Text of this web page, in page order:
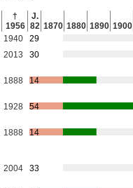
†
1956
J.
82 1870 1880 1890 1900
1940
29
2013 30
1888 14
1928 54
1888 14
2004 33